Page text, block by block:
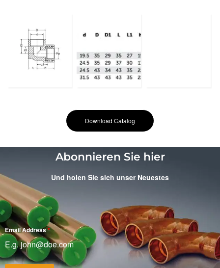
Download Catalog
Abonnieren Sie hier
Und holen Sie sich unser Neuestes
Email Address*